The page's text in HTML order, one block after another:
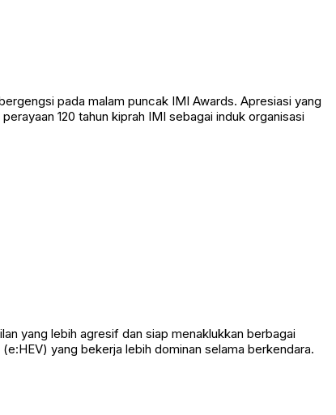
pada malam puncak IMI Awards. Apresiasi yang
120 tahun kiprah IMI sebagai induk organisasi
yang lebih agresif dan siap menaklukkan berbagai
yang bekerja lebih dominan selama berkendara.